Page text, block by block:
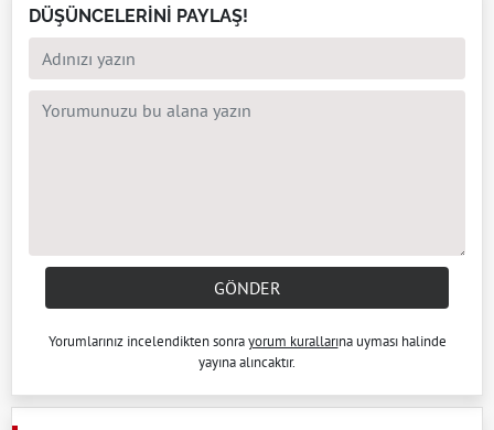
DÜŞÜNCELERİNİ PAYLAŞ!
GÖNDER
Yorumlarınız incelendikten sonrayorum kurallarına uyması halinde
yayına alıncaktır.